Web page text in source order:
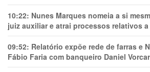
10:22: Nunes Marques nomeia a si
juiz auxiliar e atrai processos relativos
09:52: Relatório expõe rede de farras e
Fábio Faria com banqueiro Daniel